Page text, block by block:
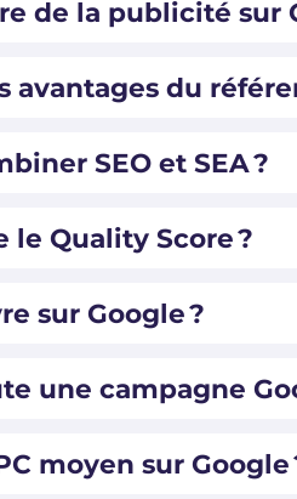
de la publicité sur
avantages du
SEO et SEA ?
le Quality Score ?
sur Google ?
une campagne
moyen sur Google